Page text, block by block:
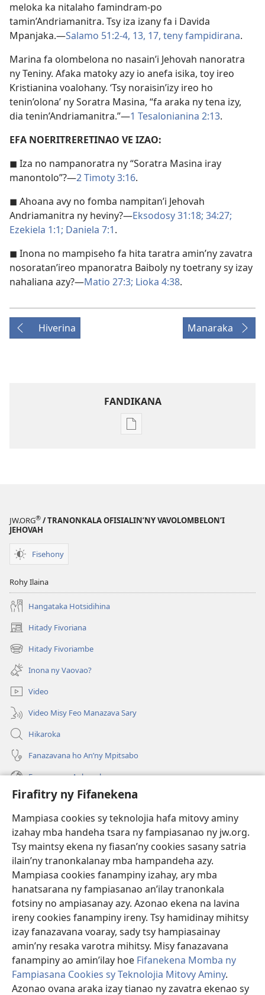
Firafitry ny Fifanekena
Mampiasa cookies sy teknolojia hafa mitovy aminy
izahay mba handeha tsara ny fampiasanao ny jw.org.
Tsy maintsy ekena ny fiasan’ny cookies sasany satria
ilain’ny tranonkalanay mba hampandeha azy.
Mampiasa cookies fanampiny izahay, ary mba
hanatsarana ny fampiasanao an’ilay tranonkala
fotsiny no ampiasanay azy. Azonao ekena na lavina
ireny cookies fanampiny ireny. Tsy hamidinay mihitsy
izay fanazavana voaray, sady tsy hampiasainay
amin’ny resaka varotra mihitsy. Misy fanazavana
fanampiny ao amin’ilay hoe Fifanekena Momba ny
Fampiasana Cookies sy Teknolojia Mitovy Aminy.
Azonao ovana araka izay tianao ny zavatra ekenao sy
meloka ka nitalaho famindram-po
tamin’Andriamanitra. Tsy iza izany fa i Davida
Mpanjaka.—Salamo 51:2-4, 13, 17, teny fampidirana.
Marina fa olombelona no nasain’i Jehovah nanoratra
ny Teniny. Afaka matoky azy io anefa isika, toy ireo
Kristianina voalohany. ‘Tsy noraisin’izy ireo ho
tenin’olona’ ny Soratra Masina, “fa araka ny tena izy,
dia tenin’Andriamanitra.”—1 Tesalonianina 2:13.
EFA NOERITRERETINAO VE IZAO:
◼ Iza no nampanoratra ny “Soratra Masina iray
manontolo”?—2 Timoty 3:16.
◼ Ahoana avy no fomba nampitan’i Jehovah
Andriamanitra ny heviny?—Eksodosy 31:18; 34:27;
Ezekiela 1:1; Daniela 7:1.
◼ Inona no mampiseho fa hita taratra amin’ny zavatra
nosoratan’ireo mpanoratra Baiboly ny toetrany sy izay
nahaliana azy?—Matio 27:3; Lioka 4:38.
Hiverina Manaraka
FANDIKANA
Fandikana
JW.ORG® / TRANONKALA OFISIALIN’NY VAVOLOMBELON’I
JEHOVAH
Fisehony
Rohy Ilaina
Hangataka Hotsidihina
Hitady Fivoriana
(manokatra
rohy) Hitady Fivoriambe
(manokatra
rohy) Inona ny Vaovao?
Video
Video Misy Feo Manazava Sary
Hikaroka
Fanazavana ho An’ny Mpitsabo
Fanazavana Ankapobeny
Fanampiana
Fanomezana
(manokatra
rohy)
FITEHIRIZAM-BOKIN’NY Vavolombelon’i Jehovah
(manokatra
rohy)
JW Hub
(manokatra
rohy)
JW Library
Watchtower Library ®